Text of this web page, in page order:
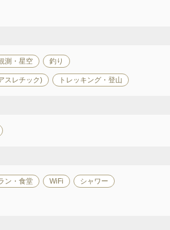
測・星空 釣り
スレチック) トレッキング・登山
ン・食堂 WiFi シャワー